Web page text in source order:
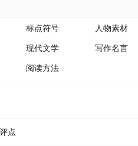
标点符号 人物素材
现代文学 写作名言
阅读方法
点